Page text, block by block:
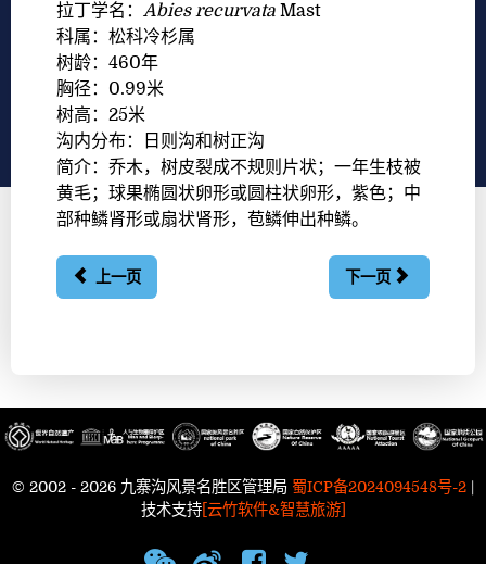
拉丁学名： Abies recurvata Mast
科属：松科冷杉属
树龄：460年
胸径：0.99米
树高：25米
沟内分布：日则沟和树正沟
简介：乔木，树皮裂成不规则片状；一年生枝被
黄毛；球果椭圆状卵形或圆柱状卵形，紫色；中
部种鳞肾形或扇状肾形，苞鳞伸出种鳞。
上一页 下一页
© 2002 - 2026 九寨沟风景名胜区管理局 蜀ICP备2024094548号-2 |
技术支持[云竹软件&智慧旅游]